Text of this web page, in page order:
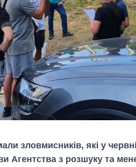
зловмисників, які у
Агентства з розшуку та